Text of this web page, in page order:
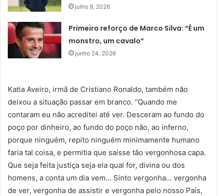
julho 9, 2026
Primeiro reforço de Marco Silva: “É um
monstro, um cavalo”
junho 24, 2026
Katia Aveiro, irmã de Cristiano Ronaldo, também não
deixou a situação passar em branco. “Quando me
contaram eu não acreditei até ver. Desceram ao fundo do
poço por dinheiro, ao fundo do poço não, ao inferno,
porque ninguém, repito ninguém minimamente humano
faria tal coisa, e permitia que saísse tão vergonhosa capa.
Que seja feita justiça seja ela qual for, divina ou dos
homens, a conta um dia vem… Sinto vergonha… vergonha
de ver, vergonha de assistir e vergonha pelo nosso País,